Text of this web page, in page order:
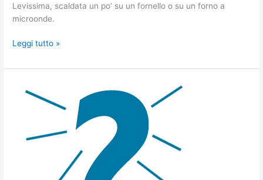
Levissima, scaldata un po’ su un fornello o su un forno a
microonde.
Leggi tutto »
preparare